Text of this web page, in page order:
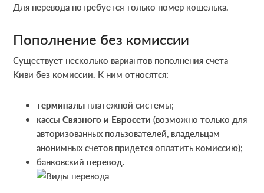
Для перевода потребуется только номер кошелька.
Пополнение без комиссии
Существует несколько вариантов пополнения счета
Киви без комиссии. К ним относятся:
терминалы платежной системы;
кассыСвязного и Евросети (возможно только для
авторизованных пользователей, владельцам
анонимных счетов придется оплатить комиссию);
банковскийперевод.